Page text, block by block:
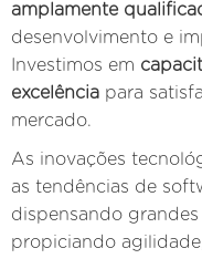
amplamente
desenvolvimento e
Investimos em
excelência para
mercado.
As inovações
as tendências de
dispensando
propiciando